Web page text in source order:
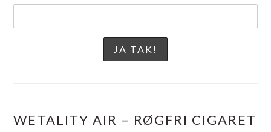
WETALITY AIR – RØGFRI CIGARET